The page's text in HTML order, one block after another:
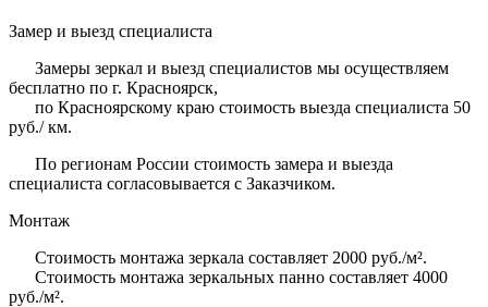
Замер и выезд специалиста
Замеры зеркал и выезд специалистов мы осуществляем
бесплатно по г. Красноярск,
по Красноярскому краю стоимость выезда специалиста 50
руб./ км.
По регионам России стоимость замера и выезда
специалиста согласовывается с Заказчиком.
Монтаж
Стоимость монтажа зеркала составляет 2000 руб./м².
Стоимость монтажа зеркальных панно составляет 4000
руб./м².